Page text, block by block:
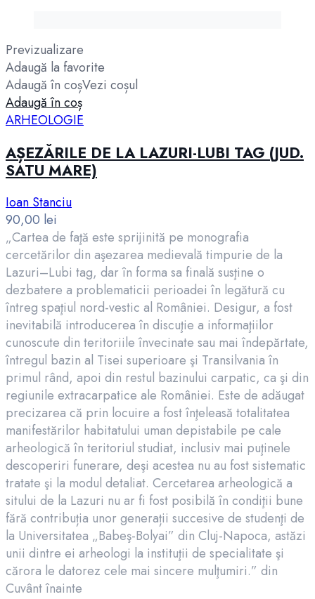
Previzualizare
Adaugă la favorite
Adaugă în coșVezi coșul
Adaugă în coș
ARHEOLOGIE
AȘEZĂRILE DE LA LAZURI-LUBI TAG (JUD.
SATU MARE)
Ioan Stanciu
90,00 lei
„Cartea de faţă este sprijinită pe monografia
cercetărilor din aşezarea medievală timpurie de la
Lazuri–Lubi tag, dar în forma sa finală susţine o
dezbatere a problematicii perioadei în legătură cu
întreg spaţiul nord-vestic al României. Desigur, a fost
inevitabilă introducerea în discuţie a informaţiilor
cunoscute din teritoriile învecinate sau mai îndepărtate,
întregul bazin al Tisei superioare şi Transilvania în
primul rând, apoi din restul bazinului carpatic, ca şi din
regiunile extracarpatice ale României. Este de adăugat
precizarea că prin locuire a fost înţeleasă totalitatea
manifestărilor habitatului uman depistabile pe cale
arheologică în teritoriul studiat, inclusiv mai puţinele
descoperiri funerare, deşi acestea nu au fost sistematic
tratate şi la modul detaliat. Cercetarea arheologică a
sitului de la Lazuri nu ar fi fost posibilă în condiţii bune
fără contribuția unor generații succesive de studenţi de
la Universitatea „Babeş-Bolyai” din Cluj-Napoca, astăzi
unii dintre ei arheologi la instituţii de specialitate şi
cărora le datorez cele mai sincere mulţumiri.” din
Cuvânt înainte